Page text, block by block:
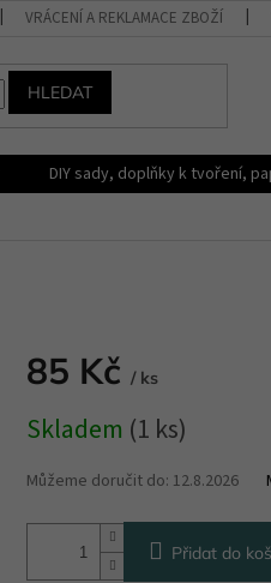
VRÁCENÍ A REKLAMACE ZBOŽÍ
HLEDAT
DIY sady, doplňky k tvoření,
85 Kč / ks
cena:
Skladem (1 ks)
Můžeme doručit do: 12.8.2026
Přidat do